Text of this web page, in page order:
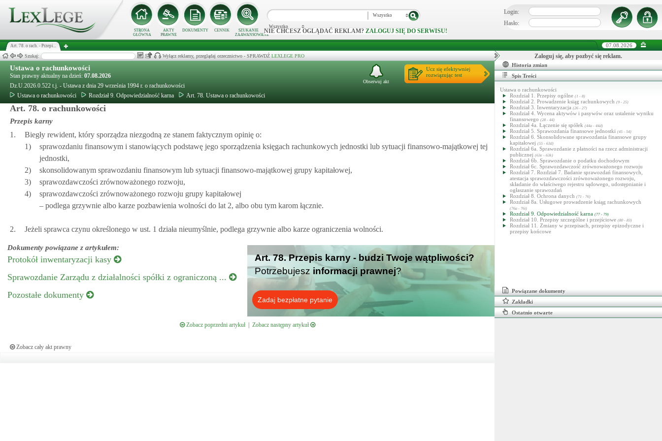
STRONA
GŁÓWNA
AKTY
PRAWNE
DOKUMENTY CENNIK
SZUKANIE
ZAAWANSOWANE
Wszystko
Wszystko
NIE CHCESZ OGLĄDAĆ REKLAM? ZALOGUJ SIĘ DO SERWISU!
Login:
Hasło:
Art. 78. o rach. - Przepi... 07.08.2026
Szukaj: Wyłącz reklamy, przeglądaj orzecznictwo - SPRAWDŹ LEXLEGE PRO
Ustawa o rachunkowości
Stan prawny aktualny na dzień: 07.08.2026
Dz.U.2026.0.522 t.j. - Ustawa z dnia 29 września 1994 r. o rachunkowości
Ustawa o rachunkowości
Rozdział 9. Odpowiedzialność karna Art. 78. Ustawa o rachunkowości
Ucz się efektywniej
rozwiązując test
Obserwuj akt
Art. 78. o rachunkowości
Przepis karny
1.
Biegły rewident, który sporządza niezgodną ze stanem faktycznym opinię o:
1)
sprawozdaniu finansowym i stanowiących podstawę jego sporządzenia księgach rachunkowych jednostki lub sytuacji finansowo-majątkowej tej
jednostki,
2)
skonsolidowanym sprawozdaniu finansowym lub sytuacji finansowo-majątkowej grupy kapitałowej,
3)
sprawozdawczości zrównoważonego rozwoju,
4)
sprawozdawczości zrównoważonego rozwoju grupy kapitałowej
– podlega grzywnie albo karze pozbawienia wolności do lat 2, albo obu tym karom łącznie.
2. Jeżeli sprawca czynu określonego w ust. 1 działa nieumyślnie, podlega grzywnie albo karze ograniczenia wolności.
Dokumenty powiązane z artykułem:
Protokół inwentaryzacji kasy
Sprawozdanie Zarządu z działalności spółki z ograniczoną ...
Pozostałe dokumenty
Art. 78. Przepis karny - budzi Twoje wątpliwości?
Potrzebujesz informacji prawnej?
Zadaj bezpłatne pytanie
Zobacz poprzedni artykuł| Zobacz następny artykuł
Zobacz cały akt prawny
Zaloguj się, aby pozbyć się reklam.
Historia zmian
Spis Treści
Ustawa o rachunkowości
Rozdział 1. Przepisy ogólne (1 - 8)
Rozdział 2. Prowadzenie ksiąg rachunkowych (9 - 25)
Rozdział 3. Inwentaryzacja (26 - 27)
Rozdział 4. Wycena aktywów i pasywów oraz ustalenie wyniku
finansowego (28 - 44)
Rozdział 4a. Łączenie się spółek (44a - 44d)
Rozdział 5. Sprawozdania finansowe jednostki (45 - 54)
Rozdział 6. Skonsolidowane sprawozdania finansowe grupy
kapitałowej (55 - 63d)
Rozdział 6a. Sprawozdanie z płatności na rzecz administracji
publicznej (63e - 63k)
Rozdział 6b. Sprawozdanie o podatku dochodowym
Rozdział 6c. Sprawozdawczość zrównoważonego rozwoju
Rozdział 7. Rozdział 7. Badanie sprawozdań finansowych,
atestacja sprawozdawczości zrównoważonego rozwoju,
składanie do właściwego rejestru sądowego, udostępnianie i
ogłaszanie sprawozdań
Rozdział 8. Ochrona danych (71 - 76)
Rozdział 8a. Usługowe prowadzenie ksiąg rachunkowych
(76a - 76i)
Rozdział 9. Odpowiedzialność karna (77 - 79)
Rozdział 10. Przepisy szczególne i przejściowe (80 - 83)
Rozdział 11. Zmiany w przepisach, przepisy epizodyczne i
przepisy końcowe
Powiązane dokumenty
Zakładki
Ostatnio otwarte